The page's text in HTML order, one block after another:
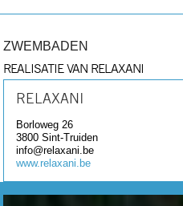
ZWEMBADEN
REALISATIE VAN RELAXANI
RELAXANI
Borloweg 26
3800Sint-Truiden
info@relaxani.be
www.relaxani.be